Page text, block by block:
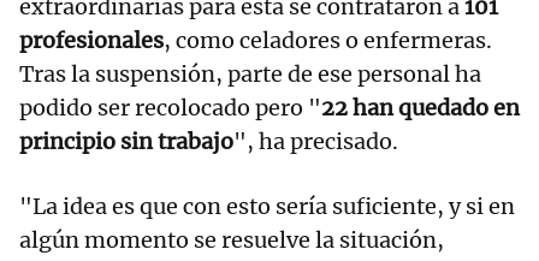
extraordinarias para esta se contrataron a101
profesionales, como celadores o enfermeras.
Tras la suspensión, parte de ese personal ha
podido ser recolocado pero "22 han quedado en
principio sin trabajo", ha precisado.
"La idea es que con esto sería suficiente, y si en
algún momento se resuelve la situación,